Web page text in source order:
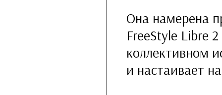
Она намерена
FreeStyle Libre
коллективном
и настаивает